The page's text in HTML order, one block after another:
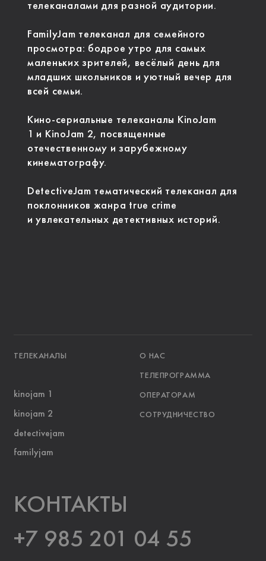
телеканалами для разной аудитории.
FamilyJam телеканал для семейного
просмотра: бодрое утро для самых
маленьких зрителей, весёлый день для
младших школьников и уютный вечер для
всей семьи.
Кино-сериальные телеканалы KinoJam
1 и KinoJam 2, посвященные
отечественному и зарубежному
кинематографу.
DetectiveJam тематический телеканал для
поклонников жанра true crime
и увлекательных детективных историй.
ТЕЛЕКАНАЛЫ О НАС
ТЕЛЕПРОГРАММА
ОПЕРАТОРАМ
СОТРУДНИЧЕСТВО
kinojam 1
kinojam 2
detectivejam
familyjam
KOНТАКТЫ
+7 985 201 04 55